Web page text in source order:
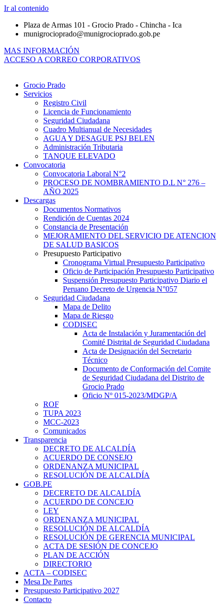
Ir al contenido
Plaza de Armas 101 - Grocio Prado - Chincha - Ica
munigrocioprado@munigrocioprado.gob.pe
MAS INFORMACIÓN
ACCESO A CORREO CORPORATIVOS
Grocio Prado
Servicios
Registro Civil
Licencia de Funcionamiento
Seguridad Ciudadana
Cuadro Multianual de Necesidades
AGUA Y DESAGUE PSJ BELEN
Administración Tributaria
TANQUE ELEVADO
Convocatoria
Convocatoria Laboral N°2
PROCESO DE NOMBRAMIENTO D.L N° 276 –
AÑO 2025
Descargas
Documentos Normativos
Rendición de Cuentas 2024
Constancia de Presentación
MEJORAMIENTO DEL SERVICIO DE ATENCION
DE SALUD BASICOS
Presupuesto Participativo
Cronograma Virtual Presupuesto Participativo
Oficio de Participación Presupuesto Participativo
Suspensión Presupuesto Participativo Diario el
Peruano Decreto de Urgencia N°057
Seguridad Ciudadana
Mapa de Delito
Mapa de Riesgo
CODISEC
Acta de Instalación y Juramentación del
Comité Distrital de Seguridad Ciudadana
Acta de Designación del Secretario
Técnico
Documento de Conformación del Comite
de Seguridad Ciudadana del Distrito de
Grocio Prado
Oficio Nº 015-2023/MDGP/A
ROF
TUPA 2023
MCC-2023
Comunicados
Transparencia
DECRETO DE ALCALDÍA
ACUERDO DE CONSEJO
ORDENANZA MUNICIPAL
RESOLUCIÓN DE ALCALDÍA
GOB.PE
DECERETO DE ALCALDÍA
ACUERDO DE CONCEJO
LEY
ORDENANZA MUNICIPAL
RESOLUCIÓN DE ALCALDÍA
RESOLUCIÓN DE GERENCIA MUNICIPAL
ACTA DE SESIÓN DE CONCEJO
PLAN DE ACCIÓN
DIRECTORIO
ACTA – CODISEC
Mesa De Partes
Presupuesto Participativo 2027
Contacto